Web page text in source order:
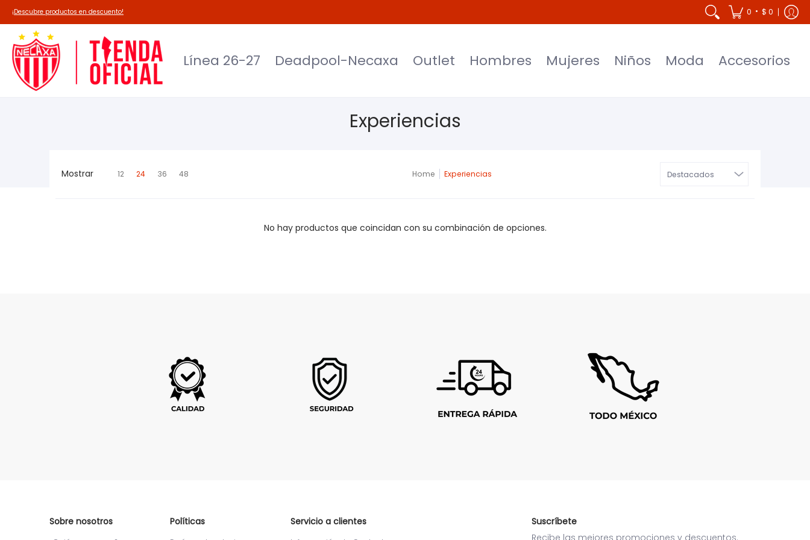
Línea 26-27 Deadpool-Necaxa
¡Descubre productos en descuento! 0 • $ 0
Línea 26-27 Deadpool-Necaxa Outlet Hombres Mujeres Niños Moda Accesorios
Experiencias
Mostrar 12 24 36 48 Home Experiencias
No hay productos que coincidan con su combinación de opciones.
Sobre nosotros Políticas Servicio a clientes
Suscríbete
Recibe las mejores promociones y descuentos.